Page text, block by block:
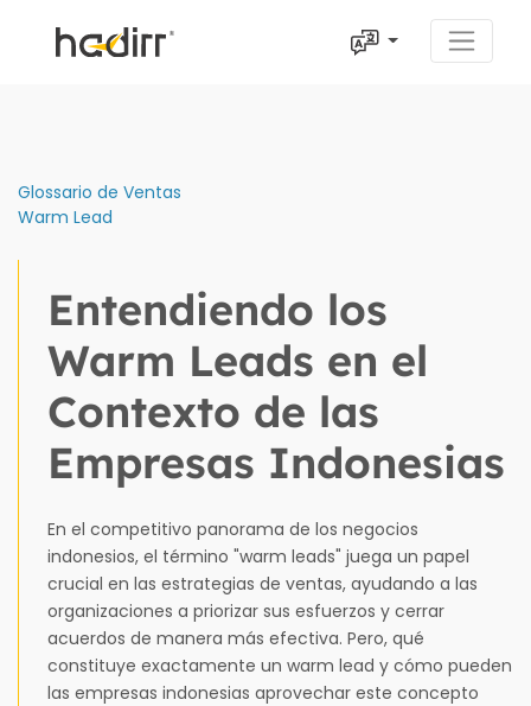
Glossario de Ventas
Warm Lead
Entendiendo los
Warm Leads en el
Contexto de las
Empresas Indonesias
En el competitivo panorama de los negocios
indonesios, el término "warm leads" juega un papel
crucial en las estrategias de ventas, ayudando a las
organizaciones a priorizar sus esfuerzos y cerrar
acuerdos de manera más efectiva. Pero, qué
constituye exactamente un warm lead y cómo pueden
las empresas indonesias aprovechar este concepto